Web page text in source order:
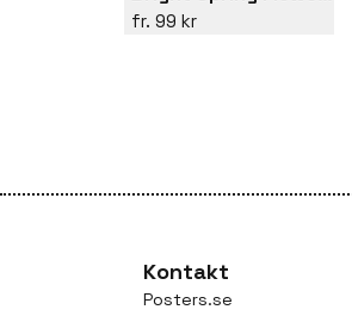
99 kr
Kontakt
Posters.se